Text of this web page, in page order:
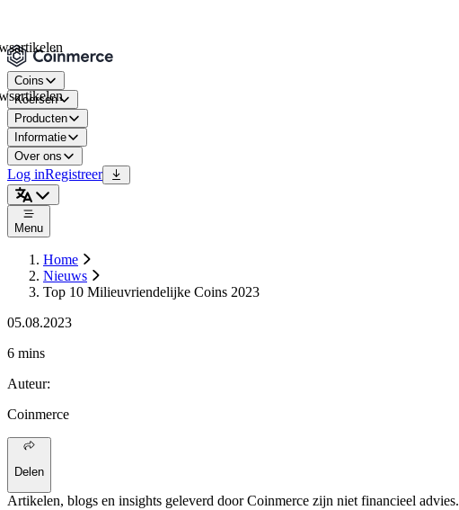
Coins
Koersen
Producten
Informatie
Over ons
Log inRegistreer
Menu
Home
Nieuws
Top 10 Milieuvriendelijke Coins 2023
05.08.2023
6 mins
Auteur:
Coinmerce
Delen
Artikelen, blogs en insights geleverd door Coinmerce zijn niet financieel advies.